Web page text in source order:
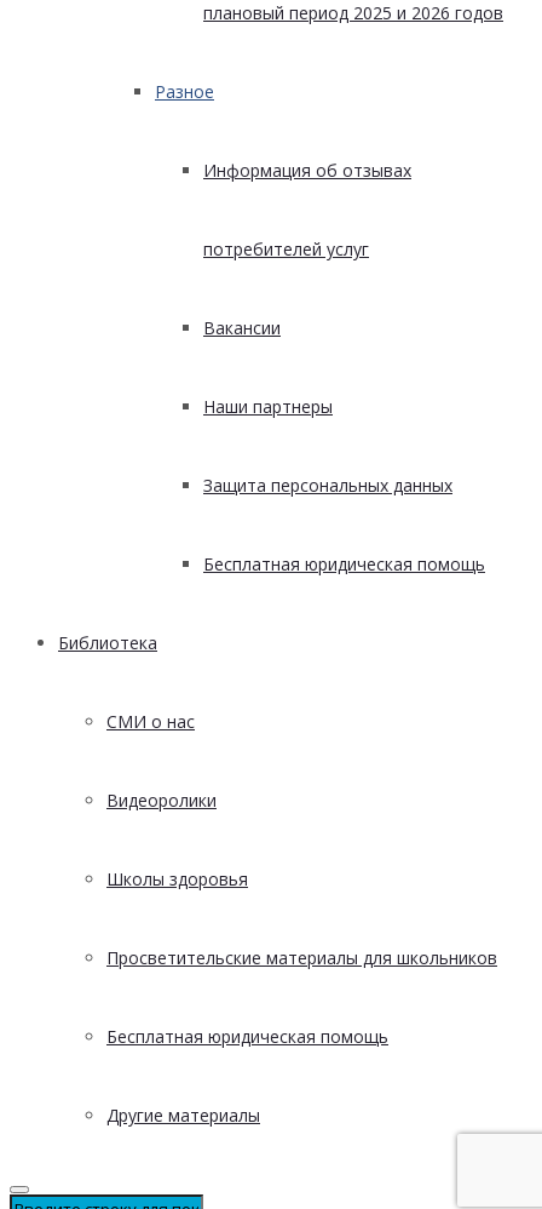
плановый период 2025 и 2026 годов
Разное
Информация об отзывах
потребителей услуг
Вакансии
Наши партнеры
Защита персональных данных
Бесплатная юридическая помощь
Библиотека
СМИ о нас
Видеоролики
Школы здоровья
Просветительские материалы для школьников
Бесплатная юридическая помощь
Другие материалы